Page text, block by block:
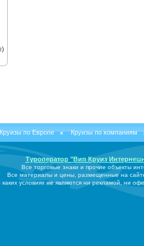
Круизы по Европе Круизы по компаниям
Туроператор "Вип Круиз
Все торговые знаки и прочие объекты
Все материалы и цены, размещенные на
каких условиях не являются ни рекламой, ни